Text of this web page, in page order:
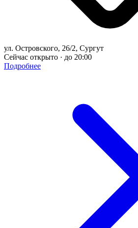
ул. Островского, 26/2, Сургут
Сейчас открыто · до 20:00
Подробнее